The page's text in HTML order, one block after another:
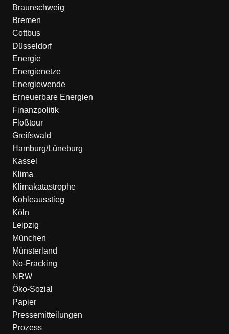
Braunschweig
Bremen
Cottbus
Düsseldorf
Energie
Energienetze
Energiewende
Erneuerbare Energien
Finanzpolitik
Floßtour
Greifswald
Hamburg/Lüneburg
Kassel
Klima
Klimakatastrophe
Kohleausstieg
Köln
Leipzig
München
Münsterland
No-Fracking
NRW
Öko-Sozial
Papier
Pressemitteilungen
Prozess